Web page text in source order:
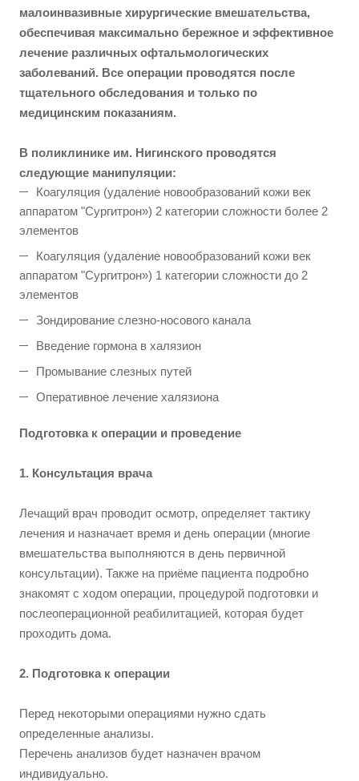
малоинвазивные хирургические вмешательства,
обеспечивая максимально бережное и эффективное
лечение различных офтальмологических
заболеваний. Все операции проводятся после
тщательного обследования и только по
медицинским показаниям.
В поликлинике им. Нигинского проводятся
следующие манипуляции:
Коагуляция (удаление новообразований кожи век
аппаратом "Сургитрон») 2 категории сложности более 2
элементов
Коагуляция (удаление новообразований кожи век
аппаратом "Сургитрон») 1 категории сложности до 2
элементов
Зондирование слезно-носового канала
Введение гормона в халязион
Промывание слезных путей
Оперативное лечение халязиона
Подготовка к операции и проведение
1. Консультация врача
Лечащий врач проводит осмотр, определяет тактику
лечения и назначает время и день операции (многие
вмешательства выполняются в день первичной
консультации). Также на приёме пациента подробно
знакомят с ходом операции, процедурой подготовки и
послеоперационной реабилитацией, которая будет
проходить дома.
2. Подготовка к операции
Перед некоторыми операциями нужно сдать
определенные анализы.
Перечень анализов будет назначен врачом
индивидуально.